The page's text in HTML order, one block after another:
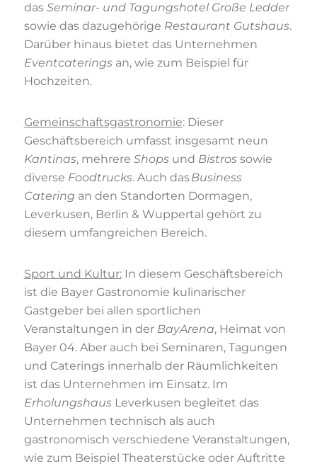
das Seminar- und Tagungshotel Große Ledder
sowie das dazugehörige Restaurant Gutshaus.
Darüber hinaus bietet das Unternehmen
Eventcateringsan, wie zum Beispiel für
Hochzeiten.
Gemeinschaftsgastronomie: Dieser
Geschäftsbereich umfasst insgesamt neun
Kantinas, mehrere Shopsund Bistrossowie
diverse Foodtrucks. Auch dasBusiness
Catering an den Standorten Dormagen,
Leverkusen, Berlin & Wuppertal gehört zu
diesem umfangreichen Bereich.
Sport und Kultur:In diesem Geschäftsbereich
ist die Bayer Gastronomie kulinarischer
Gastgeber bei allen sportlichen
Veranstaltungen in der BayArena, Heimat von
Bayer 04. Aber auch bei Seminaren, Tagungen
und Caterings innerhalb der Räumlichkeiten
ist das Unternehmen im Einsatz. Im
ErholungshausLeverkusen begleitet das
Unternehmen technisch als auch
gastronomisch verschiedene Veranstaltungen,
wie zum Beispiel Theaterstücke oder Auftritte